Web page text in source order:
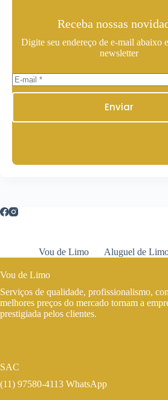
Receba nossas
Digite seu endereço de e-mail abaixo
newsletter
Enviar
Vou de Limo Aluguel de
Vou de Limo
Serviços de qualidade, profissionalismo,
melhores preços do mercado tornam a
prestigiada pelos clientes.
SAC
(11) 97580-4113 WhatsApp